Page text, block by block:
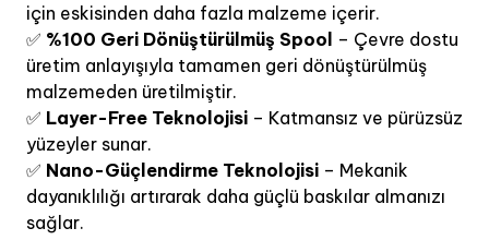
için eskisinden daha fazla malzeme içerir.
✅ %100 Geri Dönüştürülmüş Spool – Çevre dostu
üretim anlayışıyla tamamen geri dönüştürülmüş
malzemeden üretilmiştir.
✅ Layer-Free Teknolojisi – Katmansız ve pürüzsüz
yüzeyler sunar.
✅ Nano-Güçlendirme Teknolojisi – Mekanik
dayanıklılığı artırarak daha güçlü baskılar almanızı
sağlar.